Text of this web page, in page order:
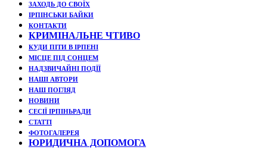
ЗАХОДЬ ДО СВОЇХ
ІРПІНСЬКИ БАЙКИ
КОНТАКТИ
КРИМІНАЛЬНЕ ЧТИВО
КУДИ ПІТИ В ІРПЕНІ
МІСЦЕ ПІД СОНЦЕМ
НАДЗВИЧАЙНІ ПОДЇЇ
НАШІ АВТОРИ
НАШ ПОГЛЯД
НОВИНИ
СЕСІЇ ІРПІНЬРАДИ
СТАТТІ
ФОТОГАЛЕРЕЯ
ЮРИДИЧНА ДОПОМОГА